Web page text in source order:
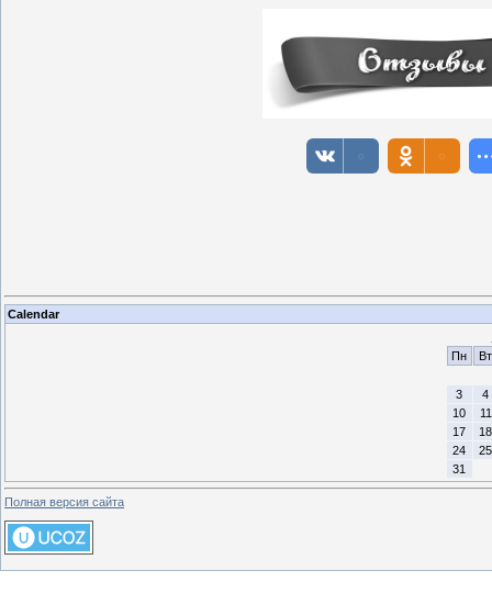
Calendar
Пн
Вт
3
4
10
11
17
18
24
25
31
Полная версия сайта